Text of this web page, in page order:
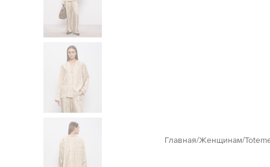
Главная Женщинам